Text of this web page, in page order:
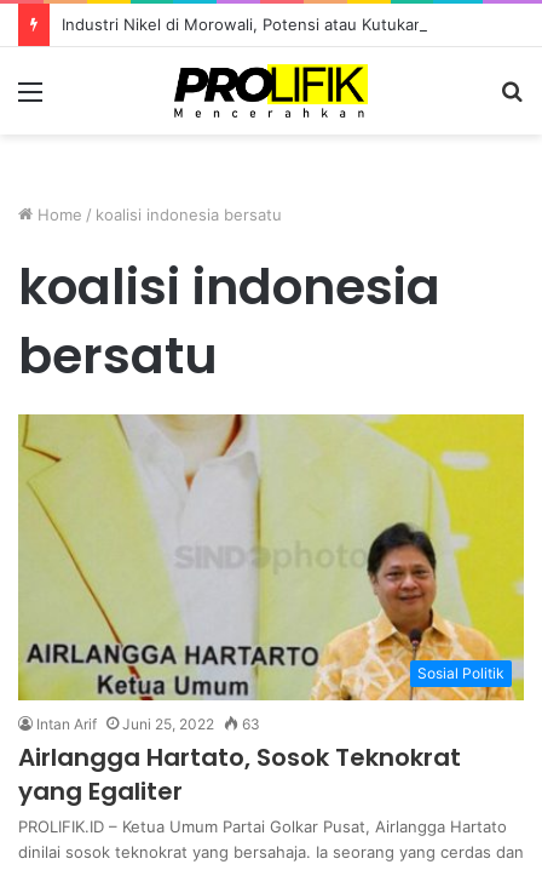
Home / koalisi indonesia bersatu
koalisi indonesia
bersatu
Sosial Politik
Intan Arif Juni 25, 2022 63
Airlangga Hartato, Sosok Teknokrat
yang Egaliter
PROLIFIK.ID – Ketua Umum Partai Golkar Pusat, Airlangga Hartato
dinilai sosok teknokrat yang bersahaja. Ia seorang yang cerdas dan